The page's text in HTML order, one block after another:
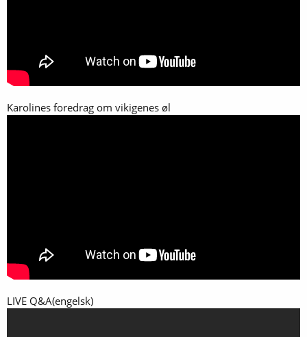
Karolines foredrag om vikigenes øl
LIVE Q&A(engelsk)